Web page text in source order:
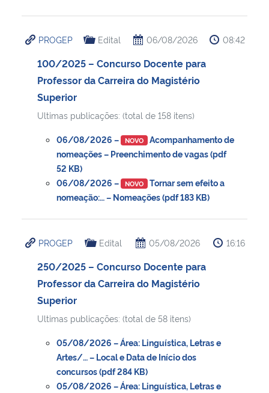
PROGEP Edital 06/08/2026 08:42
100/2025 – Concurso Docente para
Professor da Carreira do Magistério
Superior
Ultimas publicações: (total de 158 itens)
06/08/2026 – NOVO Acompanhamento de
nomeações – Preenchimento de vagas (pdf
52 KB)
06/08/2026 –
NOVO Tornar sem efeito a
nomeação:… – Nomeações (pdf 183 KB)
PROGEP Edital 05/08/2026 16:16
250/2025 – Concurso Docente para
Professor da Carreira do Magistério
Superior
Ultimas publicações: (total de 58 itens)
05/08/2026 – Área: Linguística, Letras e
Artes/… – Local e Data de Início dos
concursos (pdf 284 KB)
05/08/2026 – Área: Linguística, Letras e